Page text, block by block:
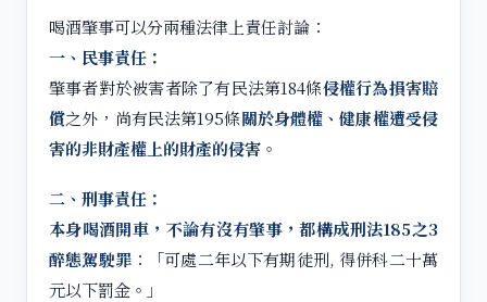
喝酒肇事可以分兩種法律上責任討論：
一、民事責任：
肇事者對於被害者除了有民法第184條侵權行為損害賠
償之外，尚有民法第195條關於身體權、健康權遭受侵
害的非財產權上的財產的侵害 。
二、刑事責任：
本身喝酒開車，不論有沒有肇事，都構成刑法185之3
醉態駕駛罪：「可處二年以下有期徒刑, 得併科二十萬
元以下罰金。」